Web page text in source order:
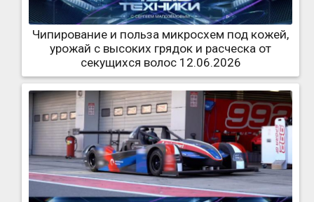
Чипирование и польза микросхем под кожей,
урожай с высоких грядок и расческа от
секущихся волос 12.06.2026